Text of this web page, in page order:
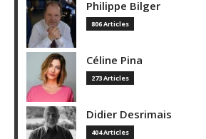
Philippe Bilger
806 Articles
Céline Pina
273 Articles
Didier Desrimais
404 Articles